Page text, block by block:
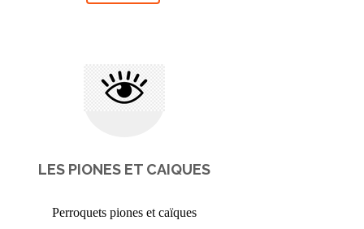
LES PIONES ET CAIQUES
Perroquets piones et caïques